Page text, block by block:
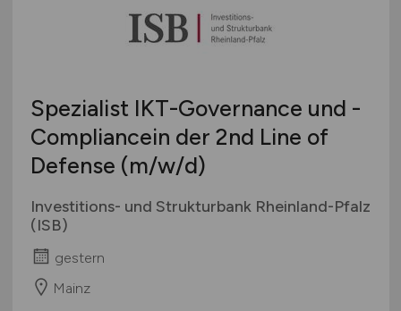
Spezialist IKT-Governance und -
Compliancein der 2nd Line of
Defense (m/w/d)
Investitions- und Strukturbank Rheinland-Pfalz
(ISB)
gestern
Mainz